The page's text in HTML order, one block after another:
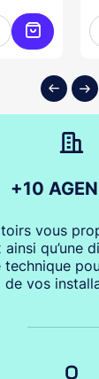
Ajouter
+10
vous
ainsi qu’une
technique
de vos